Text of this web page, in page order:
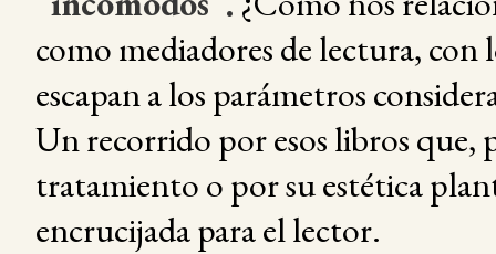
como mediadores de lectura, con
escapan a los parámetros
Un recorrido por esos libros que,
tratamiento o por su estética
encrucijada para el lector.